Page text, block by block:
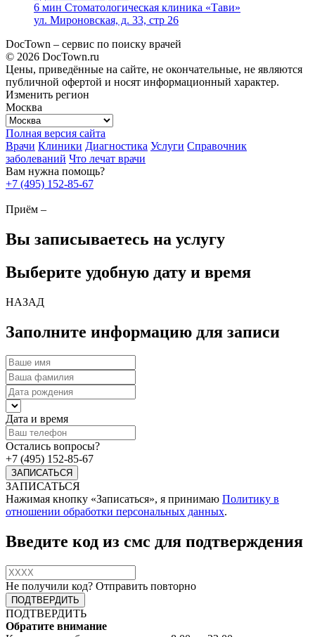
6 мин Стоматологическая клиника «Тави»
ул. Мироновская, д. 33, стр 26
DocTown – сервис по поиску врачей
© 2026 DocTown.ru
Цены, приведённые на сайте, не окончательные, не являются
публичной офертой и носят информационный характер.
Изменить регион
Москва
Полная версия сайта
Врачи Клиники Диагностика Услуги Справочник
заболеваний Что лечат врачи
Вам нужна помощь?
+7 (495) 152-85-67
Приём –
Вы записываетесь на услугу
Выберите удобную дату и время
НАЗАД
Заполните информацию для записи
Дата и время
Остались вопросы?
+7 (495) 152-85-67
ЗАПИСАТЬСЯ
Нажимая кнопку «Записаться», я принимаю Политику в
отношении обработки персональных данных.
Введите код из смс для подтверждения
Не получили код? Отправить повторно
ПОДТВЕРДИТЬ
Обратите внимание